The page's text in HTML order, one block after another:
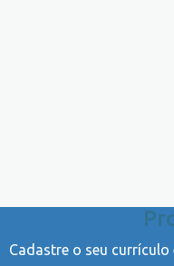
Cadastre o seu currículo